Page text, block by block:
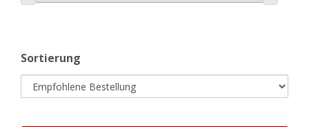
Sortierung